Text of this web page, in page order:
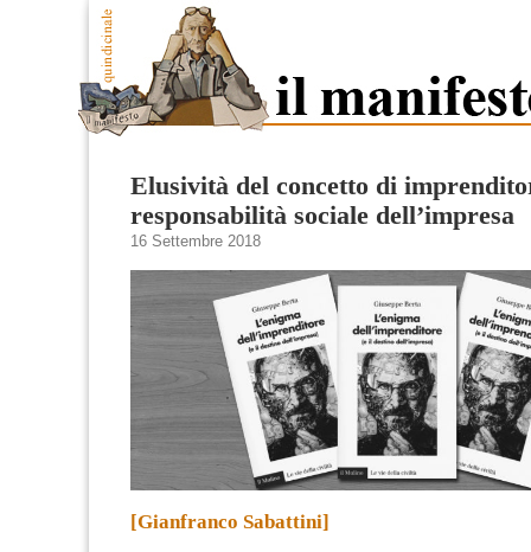
Elusività del concetto di
responsabilità sociale dell’impresa
16 Settembre 2018
[Gianfranco Sabattini]